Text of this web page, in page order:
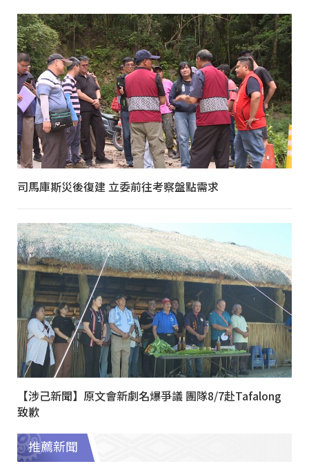
司馬庫斯災後復建 立委前往考察盤點需求
【涉己新聞】原文會新劇名爆爭議 團隊8/7赴Tafalong
致歉
推薦新聞